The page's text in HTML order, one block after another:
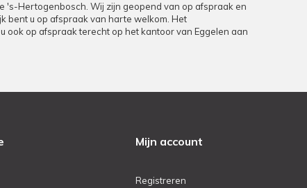
's-Hertogenbosch. Wij zijn geopend van op afspraak en
bent u op afspraak van harte welkom. Het
ook op afspraak terecht op het kantoor van Eggelen aan
Mijn account
Registreren